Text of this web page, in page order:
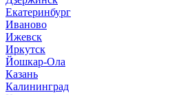
Екатеринбург
Иваново
Ижевск
Иркутск
Йошкар-Ола
Казань
Калининград